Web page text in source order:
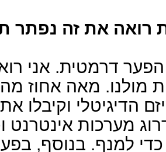
רואה את זה נפתר
דרמטית. אני
מולנו. מאה אחוז
הדיגיטלי וקיבלו את
לשידרוג מערכות
למנף. בנוסף,